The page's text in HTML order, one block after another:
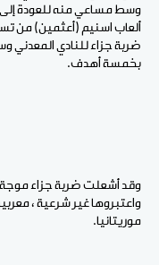
وسط مساعي منه للعودة إلى
ألعاب اسنيم (أعثمين) من
ضربة جزاء للنادي
بخمسة أهدف.
وقد أشعلت ضربة جزاء
واعتبروها غير شرعية ،
موريتانيا.